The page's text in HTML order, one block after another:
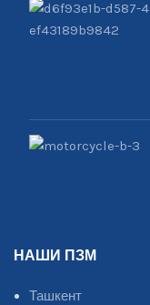
НАШИ ПЗМ
Ташкент